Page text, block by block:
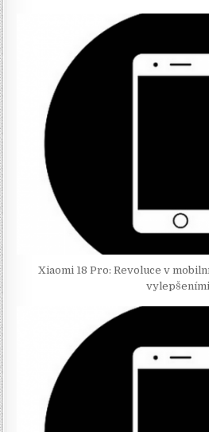
Xiaomi 18 Pro: Revoluce v
vylepšeními